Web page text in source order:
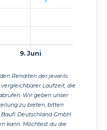
Renditen der jeweils
Laufzeit, die
Wir geben unser
zu bieten, bitten
Deutschland GmbH
kann. Möchtest du die